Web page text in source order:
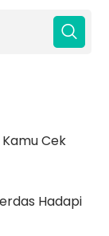
Cek
Hadapi